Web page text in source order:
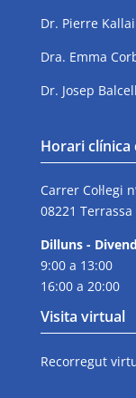
Dr. Pierre Kallai
Dra. Emma
Dr. Josep
Horari clínica
Carrer Col·legi
08221
Dilluns -
9:00 a 13:00
16:00 a 20:00
Visita virtual
Recorregut